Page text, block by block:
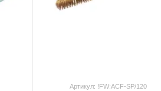
Артикул: !FW:ACF-SP/120